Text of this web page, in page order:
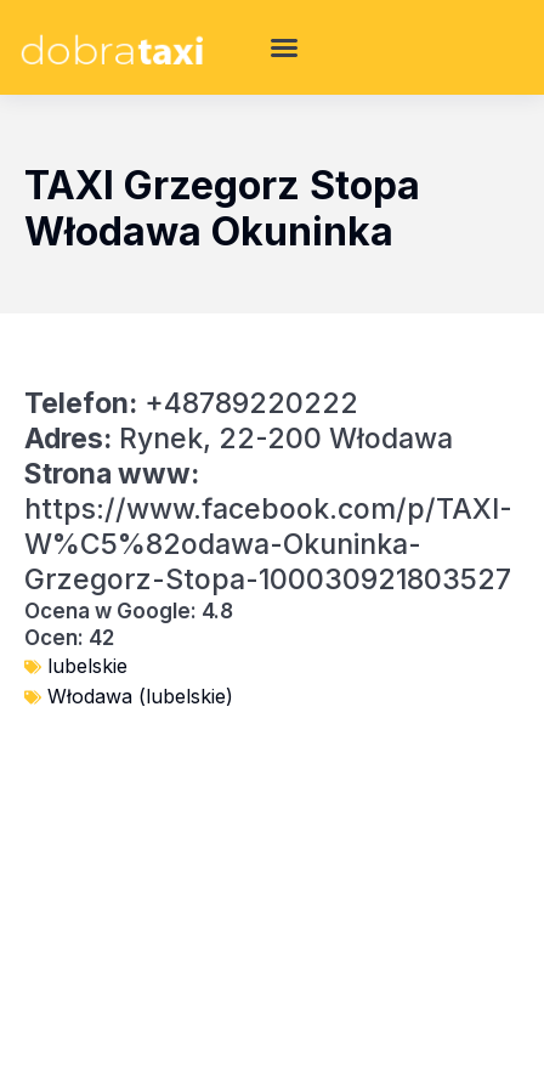
TAXI Grzegorz Stopa
Włodawa Okuninka
Telefon: +48789220222
Adres: Rynek, 22-200 Włodawa
Strona www:
https://www.facebook.com/p/TAXI-
W%C5%82odawa-Okuninka-
Grzegorz-Stopa-100030921803527
Ocena w Google: 4.8
Ocen: 42
lubelskie
Włodawa (lubelskie)